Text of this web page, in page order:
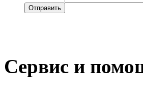
Сервис и